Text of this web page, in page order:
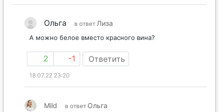
Ольга в ответ Лиза
А можно белое вместо красного вина?
2 -1 Ответить
18.07.22 23:20
Mild в ответ Ольга